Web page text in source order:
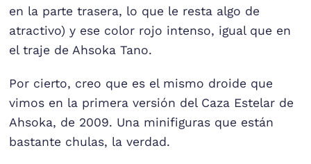
en la parte trasera, lo que le resta algo de
atractivo) y ese color rojo intenso, igual que en
el traje de Ahsoka Tano.
Por cierto, creo que es el mismo droide que
vimos en la primera versión del Caza Estelar de
Ahsoka, de 2009. Una minifiguras que están
bastante chulas, la verdad.